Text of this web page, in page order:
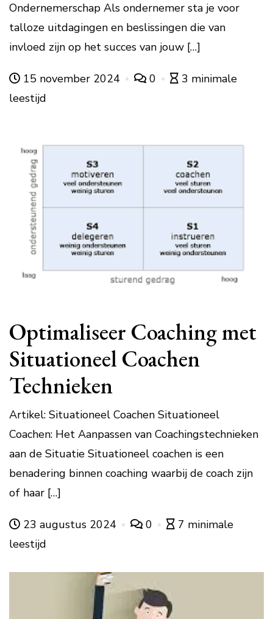
Ondernemerschap Als ondernemer sta je voor
talloze uitdagingen en beslissingen die van
invloed zijn op het succes van jouw […]
15 november 2024 0
3 minimale
leestijd
Optimaliseer Coaching met
Situationeel Coachen
Technieken
Artikel: Situationeel Coachen Situationeel
Coachen: Het Aanpassen van Coachingstechnieken
aan de Situatie Situationeel coachen is een
benadering binnen coaching waarbij de coach zijn
of haar […]
23 augustus 2024 0
7 minimale
leestijd